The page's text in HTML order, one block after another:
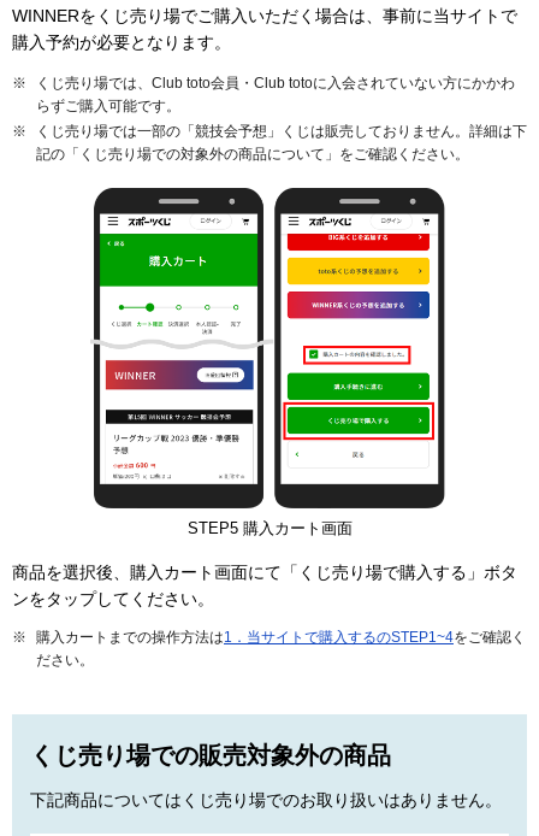
WINNERをくじ売り場でご購入いただく場合は、事前に当サイトで
購入予約が必要となります。
くじ売り場では、Club toto会員・Club totoに入会されていない方にかかわ
らずご購入可能です。
くじ売り場では一部の「競技会予想」くじは販売しておりません。詳細は下
記の「くじ売り場での対象外の商品について」をご確認ください。
STEP5 購入カート画面
商品を選択後、購入カート画面にて「くじ売り場で購入する」ボタ
ンをタップしてください。
購入カートまでの操作方法は1．当サイトで購入するのSTEP1~4をご確認く
ださい。
くじ売り場での販売対象外の商品
下記商品についてはくじ売り場でのお取り扱いはありません。